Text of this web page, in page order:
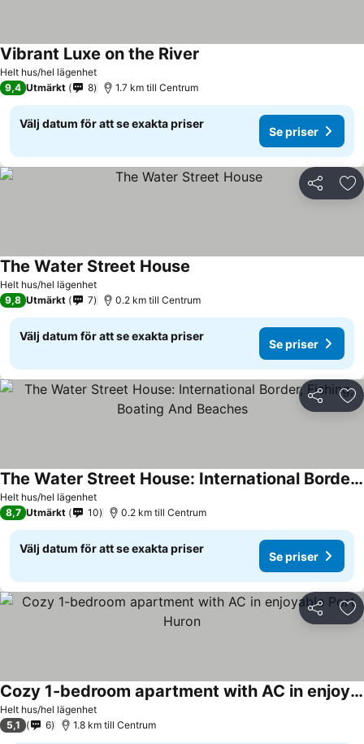
Helt hus/hel lägenhet
Vibrant Luxe on the River
9,4 Utmärkt 8 1.7 km till Centrum
Välj datum för att se exakta priser
Se priser
Dela
Helt hus/hel lägenhet
The Water Street House
9,8 Utmärkt 7 0.2 km till Centrum
Välj datum för att se exakta priser
Se priser
Dela
Helt hus/hel lägenhet
The Water Street House: International Border, Fishing, Boating And Beaches
8,7 Utmärkt 10 0.2 km till Centrum
Välj datum för att se exakta priser
Se priser
Dela
Helt hus/hel lägenhet
Cozy 1-bedroom apartment with AC in enjoyable Port Huron
5,1 6 1.8 km till Centrum